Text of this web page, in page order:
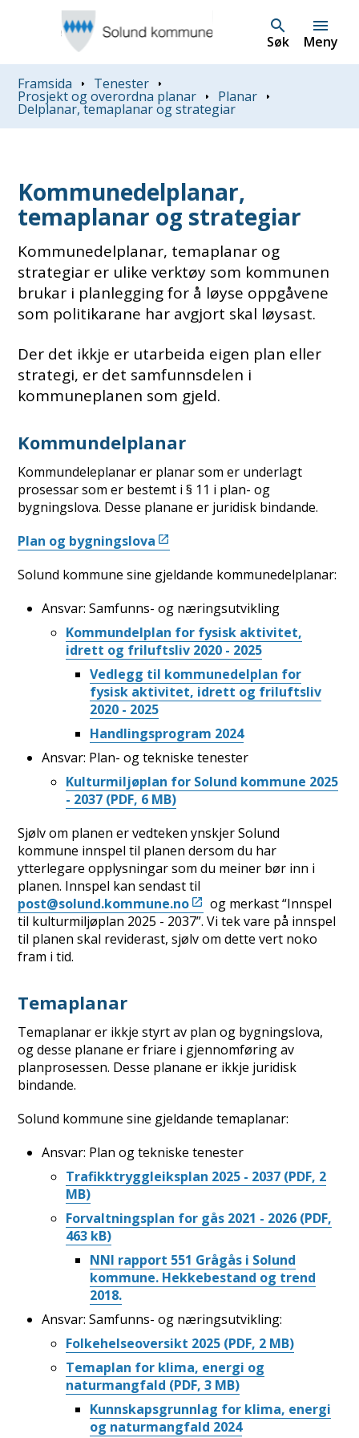
Søk Meny
Du er her:
Framsida Tenester
Prosjekt og overordna planar Planar
Delplanar, temaplanar og strategiar
Kommunedelplanar,
temaplanar og strategiar
Kommunedelplanar, temaplanar og
strategiar er ulike verktøy som kommunen
brukar i planlegging for å løyse oppgåvene
som politikarane har avgjort skal løysast.
Der det ikkje er utarbeida eigen plan eller
strategi, er det samfunnsdelen i
kommuneplanen som gjeld.
Kommundelplanar
Kommundeleplanar er planar som er underlagt
prosessar som er bestemt i § 11 i plan- og
bygningslova. Desse planane er juridisk bindande.
Plan og bygningslova
Solund kommune sine gjeldande kommunedelplanar:
Ansvar: Samfunns- og næringsutvikling
Kommundelplan for fysisk aktivitet,
idrett og friluftsliv 2020 - 2025
Vedlegg til kommunedelplan for
fysisk aktivitet, idrett og friluftsliv
2020 - 2025
Handlingsprogram 2024
Ansvar: Plan- og tekniske tenester
Kulturmiljøplan for Solund kommune 2025
- 2037 (PDF, 6 MB)
Sjølv om planen er vedteken ynskjer Solund
kommune innspel til planen dersom du har
ytterlegare opplysningar som du meiner bør inn i
planen. Innspel kan sendast til
post@solund.kommune.no
og merkast “Innspel
til kulturmiljøplan 2025 - 2037”. Vi tek vare på innspel
til planen skal reviderast, sjølv om dette vert noko
fram i tid.
Temaplanar
Temaplanar er ikkje styrt av plan og bygningslova,
og desse planane er friare i gjennomføring av
planprosessen. Desse planane er ikkje juridisk
bindande.
Solund kommune sine gjeldande temaplanar:
Ansvar: Plan og tekniske tenester
Trafikktryggleiksplan 2025 - 2037 (PDF, 2
MB)
Forvaltningsplan for gås 2021 - 2026 (PDF,
463 kB)
NNI rapport 551 Grågås i Solund
kommune. Hekkebestand og trend
2018.
Ansvar: Samfunns- og næringsutvikling:
Folkehelseoversikt 2025 (PDF, 2 MB)
Temaplan for klima, energi og
naturmangfald (PDF, 3 MB)
Kunnskapsgrunnlag for klima, energi
og naturmangfald 2024